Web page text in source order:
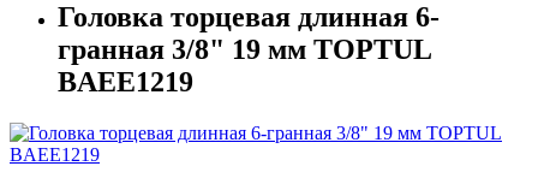
Головка торцевая длинная 6-
гранная 3/8" 19 мм TOPTUL
BAEE1219